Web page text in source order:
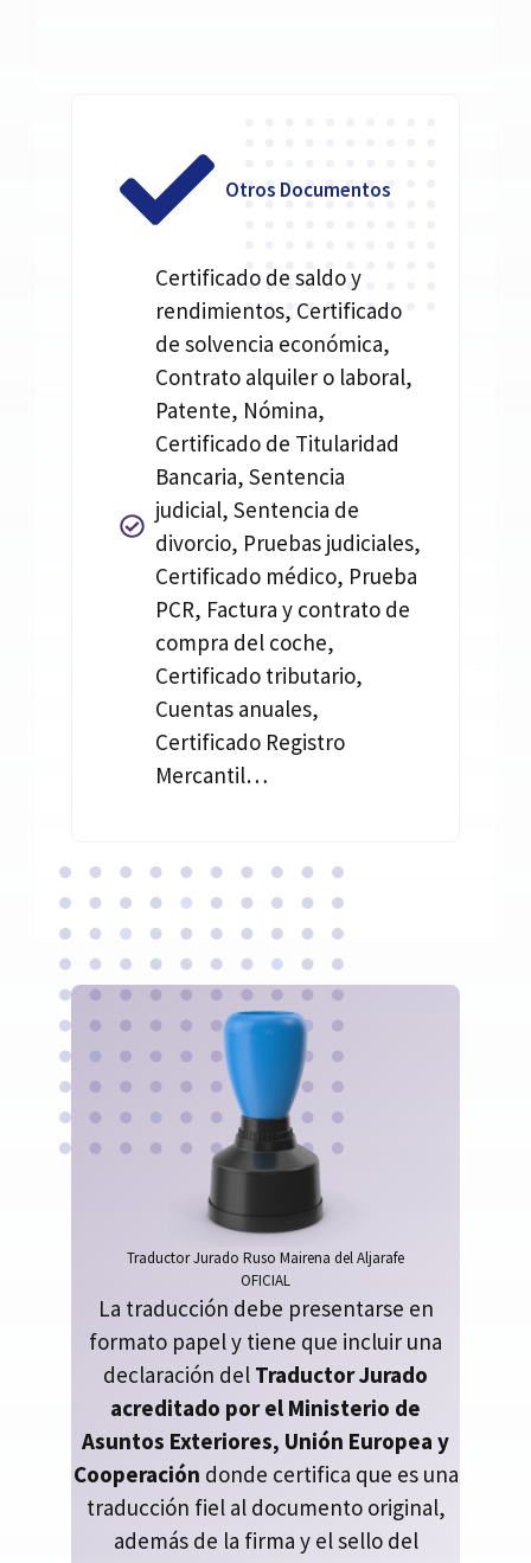
Otros Documentos
Certificado de saldo y
rendimientos, Certificado
de solvencia económica,
Contrato alquiler o laboral,
Patente, Nómina,
Certificado de Titularidad
Bancaria, Sentencia
judicial, Sentencia de
divorcio, Pruebas judiciales,
Certificado médico, Prueba
PCR, Factura y contrato de
compra del coche,
Certificado tributario,
Cuentas anuales,
Certificado Registro
Mercantil…
Traductor Jurado Ruso Mairena del Aljarafe
OFICIAL
La traducción debe presentarse en
formato papel y tiene que incluir una
declaración del Traductor Jurado
acreditado por el Ministerio de
Asuntos Exteriores, Unión Europea y
Cooperación donde certifica que es una
traducción fiel al documento original,
además de la firma y el sello del